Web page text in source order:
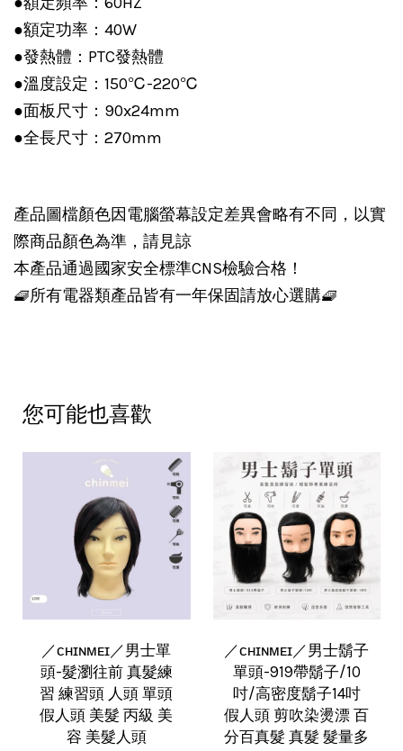
●額定功率：40W
●發熱體：PTC發熱體
●溫度設定：150℃-220℃
●面板尺寸：90x24mm
●全長尺寸：270mm
產品圖檔顏色因電腦螢幕設定差異會略有不同，以實
際商品顏色為準，請見諒
本產品通過國家安全標準CNS檢驗合格！
🧇所有電器類產品皆有一年保固請放心選購🧇
您可能也喜歡
／ᴄʜɪɴᴍᴇɪ／男士單
頭-髮瀏往前 真髮練
習 練習頭 人頭 單頭
假人頭 美髮 丙級 美
容 美髮人頭
／ᴄʜɪɴᴍᴇɪ／男士鬍子
單頭-919帶鬍子/10
吋/高密度鬍子14吋
假人頭 剪吹染燙漂 百
分百真髮 真髮 髮量多